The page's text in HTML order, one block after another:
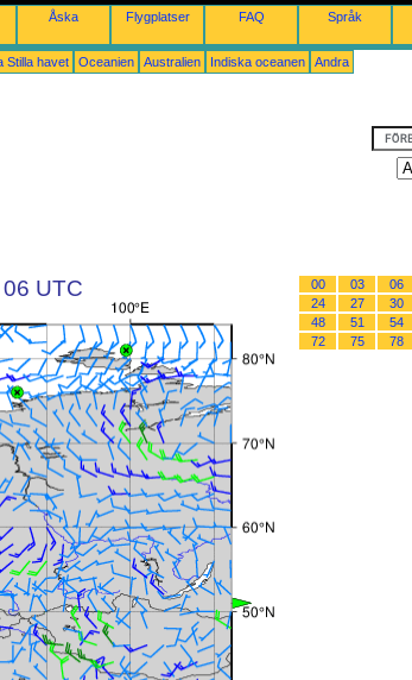
Åska Flygplatser FAQ Språk
Stilla havet Oceanien Australien Indiska oceanen Andra
UTC 00 03 06
24
27 30
48
51 54
72
75 78